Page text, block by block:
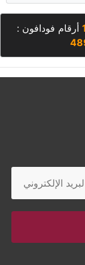
أرقام فودافون :